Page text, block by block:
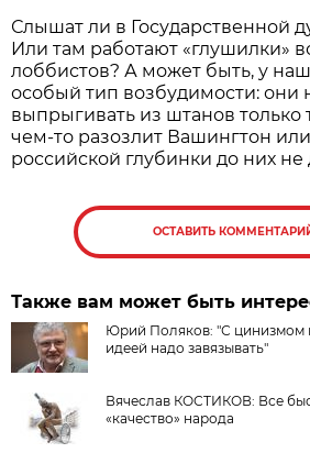
Слышат ли в Государственной
Или там работают «глушилки»
лоббистов? А может быть, у
особый тип возбудимости: они
выпрыгивать из штанов только
чем-то разозлит Вашингтон
российской глубинки до них не
ОСТАВИТЬ
Также вам может быть
Юрий Поляков: "С цинизмом
идеей надо завязывать"
Вячеслав КОСТИКОВ: Все
«качество» народа